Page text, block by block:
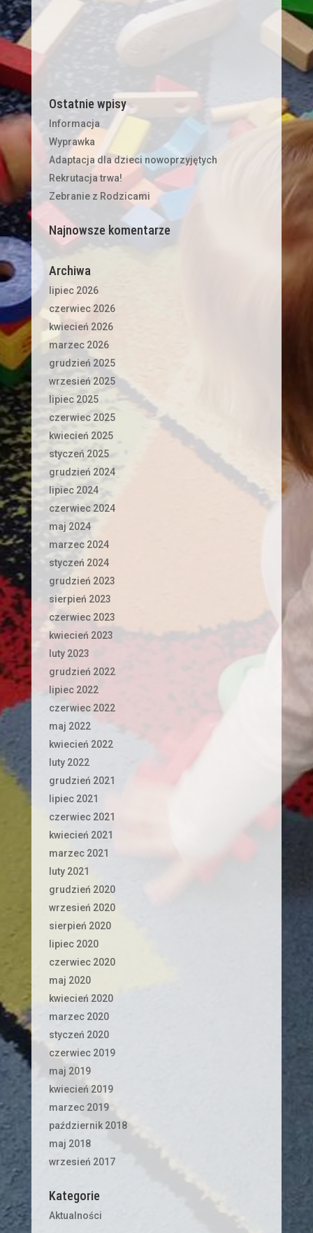
Ostatnie wpisy
Informacja
Wyprawka
Adaptacja dla dzieci nowoprzyjętych
Rekrutacja trwa!
Zebranie z Rodzicami
Najnowsze komentarze
Archiwa
lipiec 2026
czerwiec 2026
kwiecień 2026
marzec 2026
grudzień 2025
wrzesień 2025
lipiec 2025
czerwiec 2025
kwiecień 2025
styczeń 2025
grudzień 2024
lipiec 2024
czerwiec 2024
maj 2024
marzec 2024
styczeń 2024
grudzień 2023
sierpień 2023
czerwiec 2023
kwiecień 2023
luty 2023
grudzień 2022
lipiec 2022
czerwiec 2022
maj 2022
kwiecień 2022
luty 2022
grudzień 2021
lipiec 2021
czerwiec 2021
kwiecień 2021
marzec 2021
luty 2021
grudzień 2020
wrzesień 2020
sierpień 2020
lipiec 2020
czerwiec 2020
maj 2020
kwiecień 2020
marzec 2020
styczeń 2020
czerwiec 2019
maj 2019
kwiecień 2019
marzec 2019
październik 2018
maj 2018
wrzesień 2017
Kategorie
Aktualności